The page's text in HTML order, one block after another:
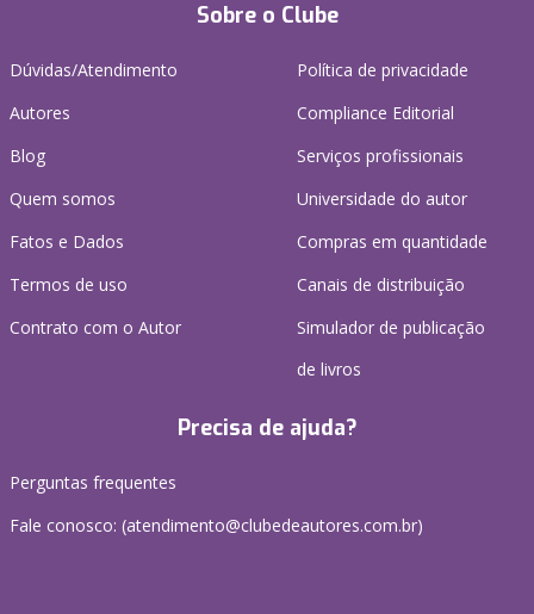
Sobre o Clube
Dúvidas/Atendimento
Autores
Blog
Quem somos
Fatos e Dados
Termos de uso
Contrato com o Autor
Política de privacidade
Compliance Editorial
Serviços profissionais
Universidade do autor
Compras em quantidade
Canais de distribuição
Simulador de publicação
de livros
Precisa de ajuda?
Perguntas frequentes
Fale conosco: (atendimento@clubedeautores.com.br)